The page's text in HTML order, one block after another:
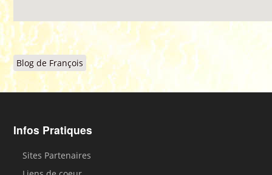
Blog de François
Infos Pratiques
Sites Partenaires